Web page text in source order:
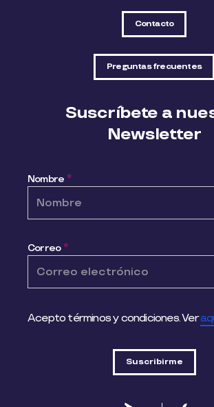
Contacto
Preguntas frecuentes
Suscríbete a
Newsletter
Nombre *
Correo *
Acepto términos y condiciones. Ver